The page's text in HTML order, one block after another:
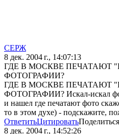
СЕРЖ
8 дек. 2004 г., 14:07:13
ГДЕ В МОСКВЕ ПЕЧАТАЮТ
ФОТОГРАФИИ?
ГДЕ В МОСКВЕ ПЕЧАТАЮТ
ФОТОГРАФИИ? Искал-искал
и нашел где печатают фото
то в этом духе) - подскажите,
ОтветитьЦитироватьПоделиться
8 дек. 2004 г., 14:52:26